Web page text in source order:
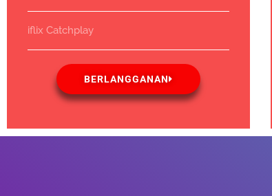
iflix Catchplay
BERLANGGANAN